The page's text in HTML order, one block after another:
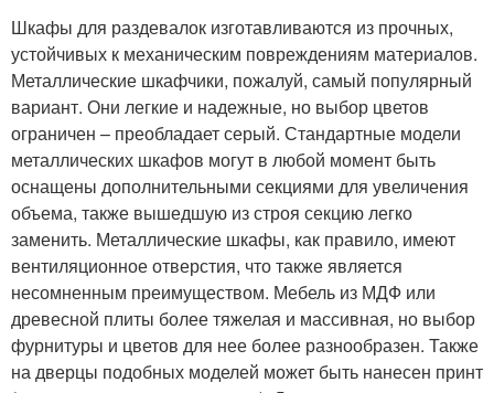
Шкафы для раздевалок изготавливаются из прочных,
устойчивых к механическим повреждениям материалов.
Металлические шкафчики, пожалуй, самый популярный
вариант. Они легкие и надежные, но выбор цветов
ограничен – преобладает серый. Стандартные модели
металлических шкафов могут в любой момент быть
оснащены дополнительными секциями для увеличения
объема, также вышедшую из строя секцию легко
заменить. Металлические шкафы, как правило, имеют
вентиляционное отверстия, что также является
несомненным преимуществом. Мебель из МДФ или
древесной плиты более тяжелая и массивная, но выбор
фурнитуры и цветов для нее более разнообразен. Также
на дверцы подобных моделей может быть нанесен принт